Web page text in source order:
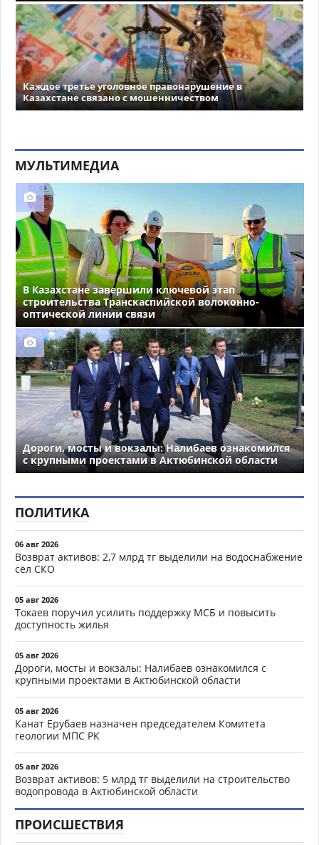
Каждое третье уголовное правонарушение в
Казахстане связано с мошенничеством
МУЛЬТИМЕДИА
В Казахстане завершили ключевой этап
строительства Транскаспийской волоконно-
оптической линии связи
Дороги, мосты и вокзалы: Налибаев ознакомился
с крупными проектами в Актюбинской области
ПОЛИТИКА
06 авг 2026
Возврат активов: 2,7 млрд тг выделили на водоснабжение
сёл СКО
05 авг 2026
Токаев поручил усилить поддержку МСБ и повысить
доступность жилья
05 авг 2026
Дороги, мосты и вокзалы: Налибаев ознакомился с
крупными проектами в Актюбинской области
05 авг 2026
Канат Ерубаев назначен председателем Комитета
геологии МПС РК
05 авг 2026
Возврат активов: 5 млрд тг выделили на строительство
водопровода в Актюбинской области
ПРОИСШЕСТВИЯ